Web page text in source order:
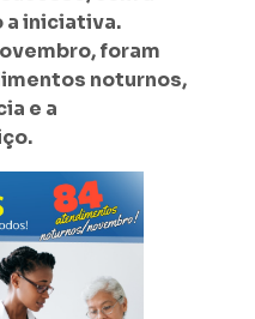
a iniciativa.
foram
noturnos,
e a